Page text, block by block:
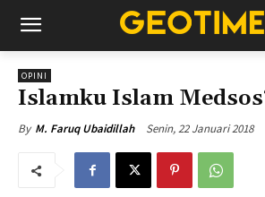
OPINI
Islamku Islam
By M. Faruq Ubaidillah Senin, 22 Januari 2018